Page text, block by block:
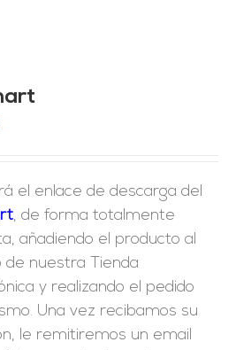
el enlace de descarga del
, de forma totalmente
añadiendo el producto al
de nuestra Tienda
y realizando el pedido
Una vez recibamos su
le remitiremos un email